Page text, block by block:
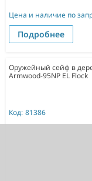
Цена и наличие по
Подробнее
Оружейный сейф в
Armwood-95NP EL Flock
Код: 81386